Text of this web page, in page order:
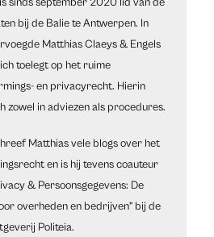
bij de Balie te Antwerpen. In
Matthias Claeys & Engels
toelegt op het ruime
en privacyrecht. Hierin
zowel in adviezen als procedures.
Matthias vele blogs over het
en is hij tevens coauteur
& Persoonsgegevens: De
overheden en bedrijven” bij de
Politeia.